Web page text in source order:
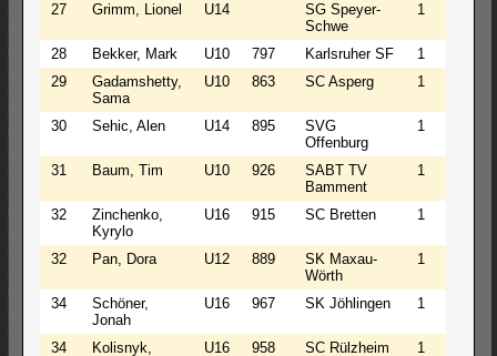
27 Grimm, Lionel U14
SG Speyer-
Schwe
1
28 Bekker, Mark U10 797 Karlsruher SF 1
29
Gadamshetty,
Sama
U10 863 SC Asperg 1
30 Sehic, Alen U14 895
SVG
Offenburg
1
31 Baum, Tim U10 926
SABT TV
Bamment
1
32
Zinchenko,
Kyrylo
U16 915 SC Bretten 1
32 Pan, Dora U12 889
SK Maxau-
Wörth
1
34
Schöner,
Jonah
U16 967 SK Jöhlingen 1
34
Kolisnyk,
U16 958 SC Rülzheim 1